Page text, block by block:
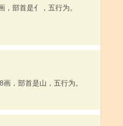
，部首是亻，五行为。
画，部首是山，五行为。